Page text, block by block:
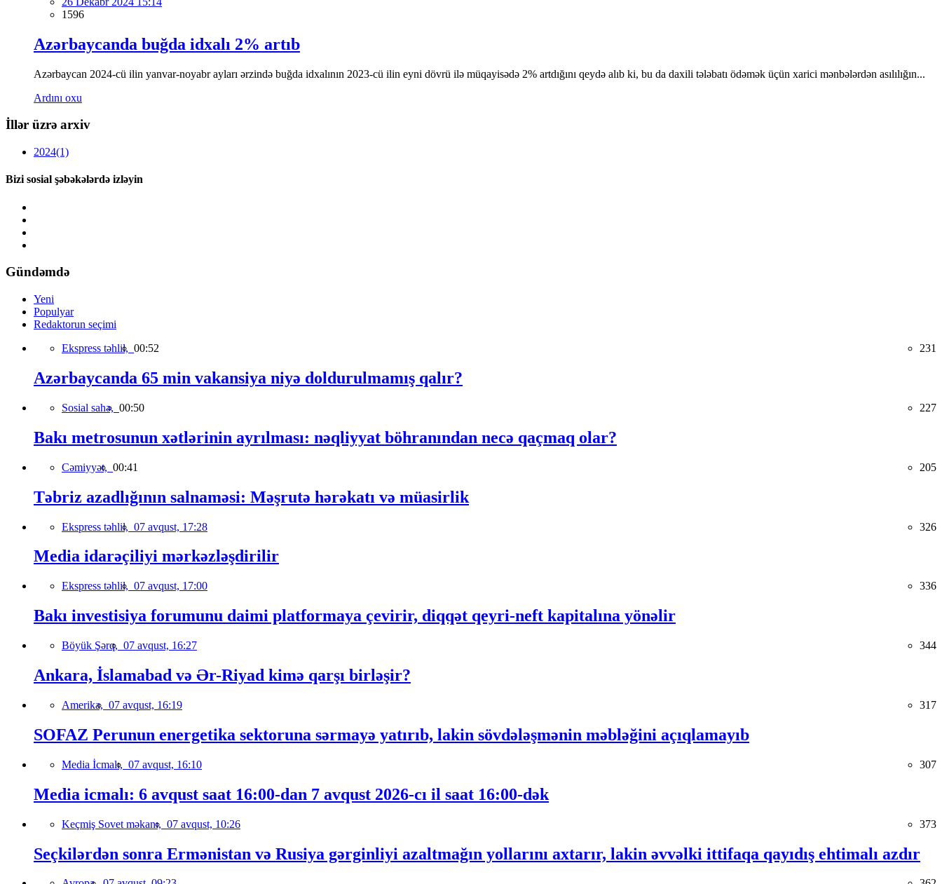
1596
Azərbaycanda buğda idxalı 2% artıb
Azərbaycan 2024-cü ilin yanvar-noyabr ayları ərzində buğda idxalının 2023-cü ilin eyni dövrü ilə müqayisədə 2% artdığını qeydə alıb ki, bu da daxili tələbatı ödəmək üçün xarici mənbələrdən asılılığın...
Ardını oxu
İllər üzrə arxiv
2024(1)
Bizi sosial şəbəkələrdə izləyin
Gündəmdə
Yeni
Populyar
Redaktorun seçimi
Ekspress təhlil, 00:52 231
Azərbaycanda 65 min vakansiya niyə doldurulmamış qalır?
Sosial sahə, 00:50 227
Bakı metrosunun xətlərinin ayrılması: nəqliyyat böhranından necə qaçmaq olar?
Cəmiyyət, 00:41 205
Təbriz azadlığının salnaməsi: Məşrutə hərəkatı və müasirlik
Ekspress təhlil, 07 avqust, 17:28 326
Media idarəçiliyi mərkəzləşdirilir
Ekspress təhlil, 07 avqust, 17:00 336
Bakı investisiya forumunu daimi platformaya çevirir, diqqət qeyri-neft kapitalına yönəlir
Böyük Şərq, 07 avqust, 16:27 344
Ankara, İslamabad və Ər-Riyad kimə qarşı birləşir?
Amerika, 07 avqust, 16:19 317
SOFAZ Perunun energetika sektoruna sərmayə yatırıb, lakin sövdələşmənin məbləğini açıqlamayıb
Media İcmalı, 07 avqust, 16:10 307
Media icmalı: 6 avqust saat 16:00-dan 7 avqust 2026-cı il saat 16:00-dək
Keçmiş Sovet məkanı, 07 avqust, 10:26 373
Seçkilərdən sonra Ermənistan və Rusiya gərginliyi azaltmağın yollarını axtarır, lakin əvvəlki ittifaqa qayıdış ehtimalı azdır